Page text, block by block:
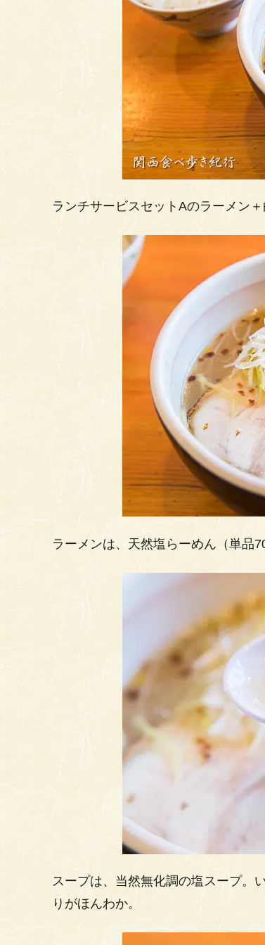
ランチサービスセットAのラーメン
ラーメンは、天然塩らーめん（単品
スープは、当然無化調の塩スープ。
りがほんわか。